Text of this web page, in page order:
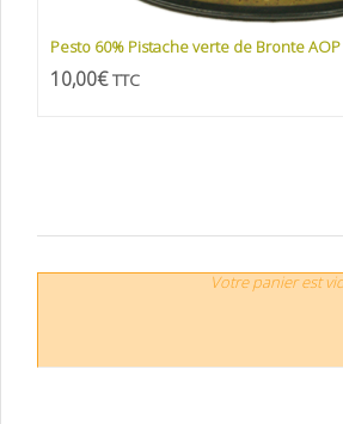
Pesto 60% Pistache verte de Bronte
10,00€ TTC
Votre panier est